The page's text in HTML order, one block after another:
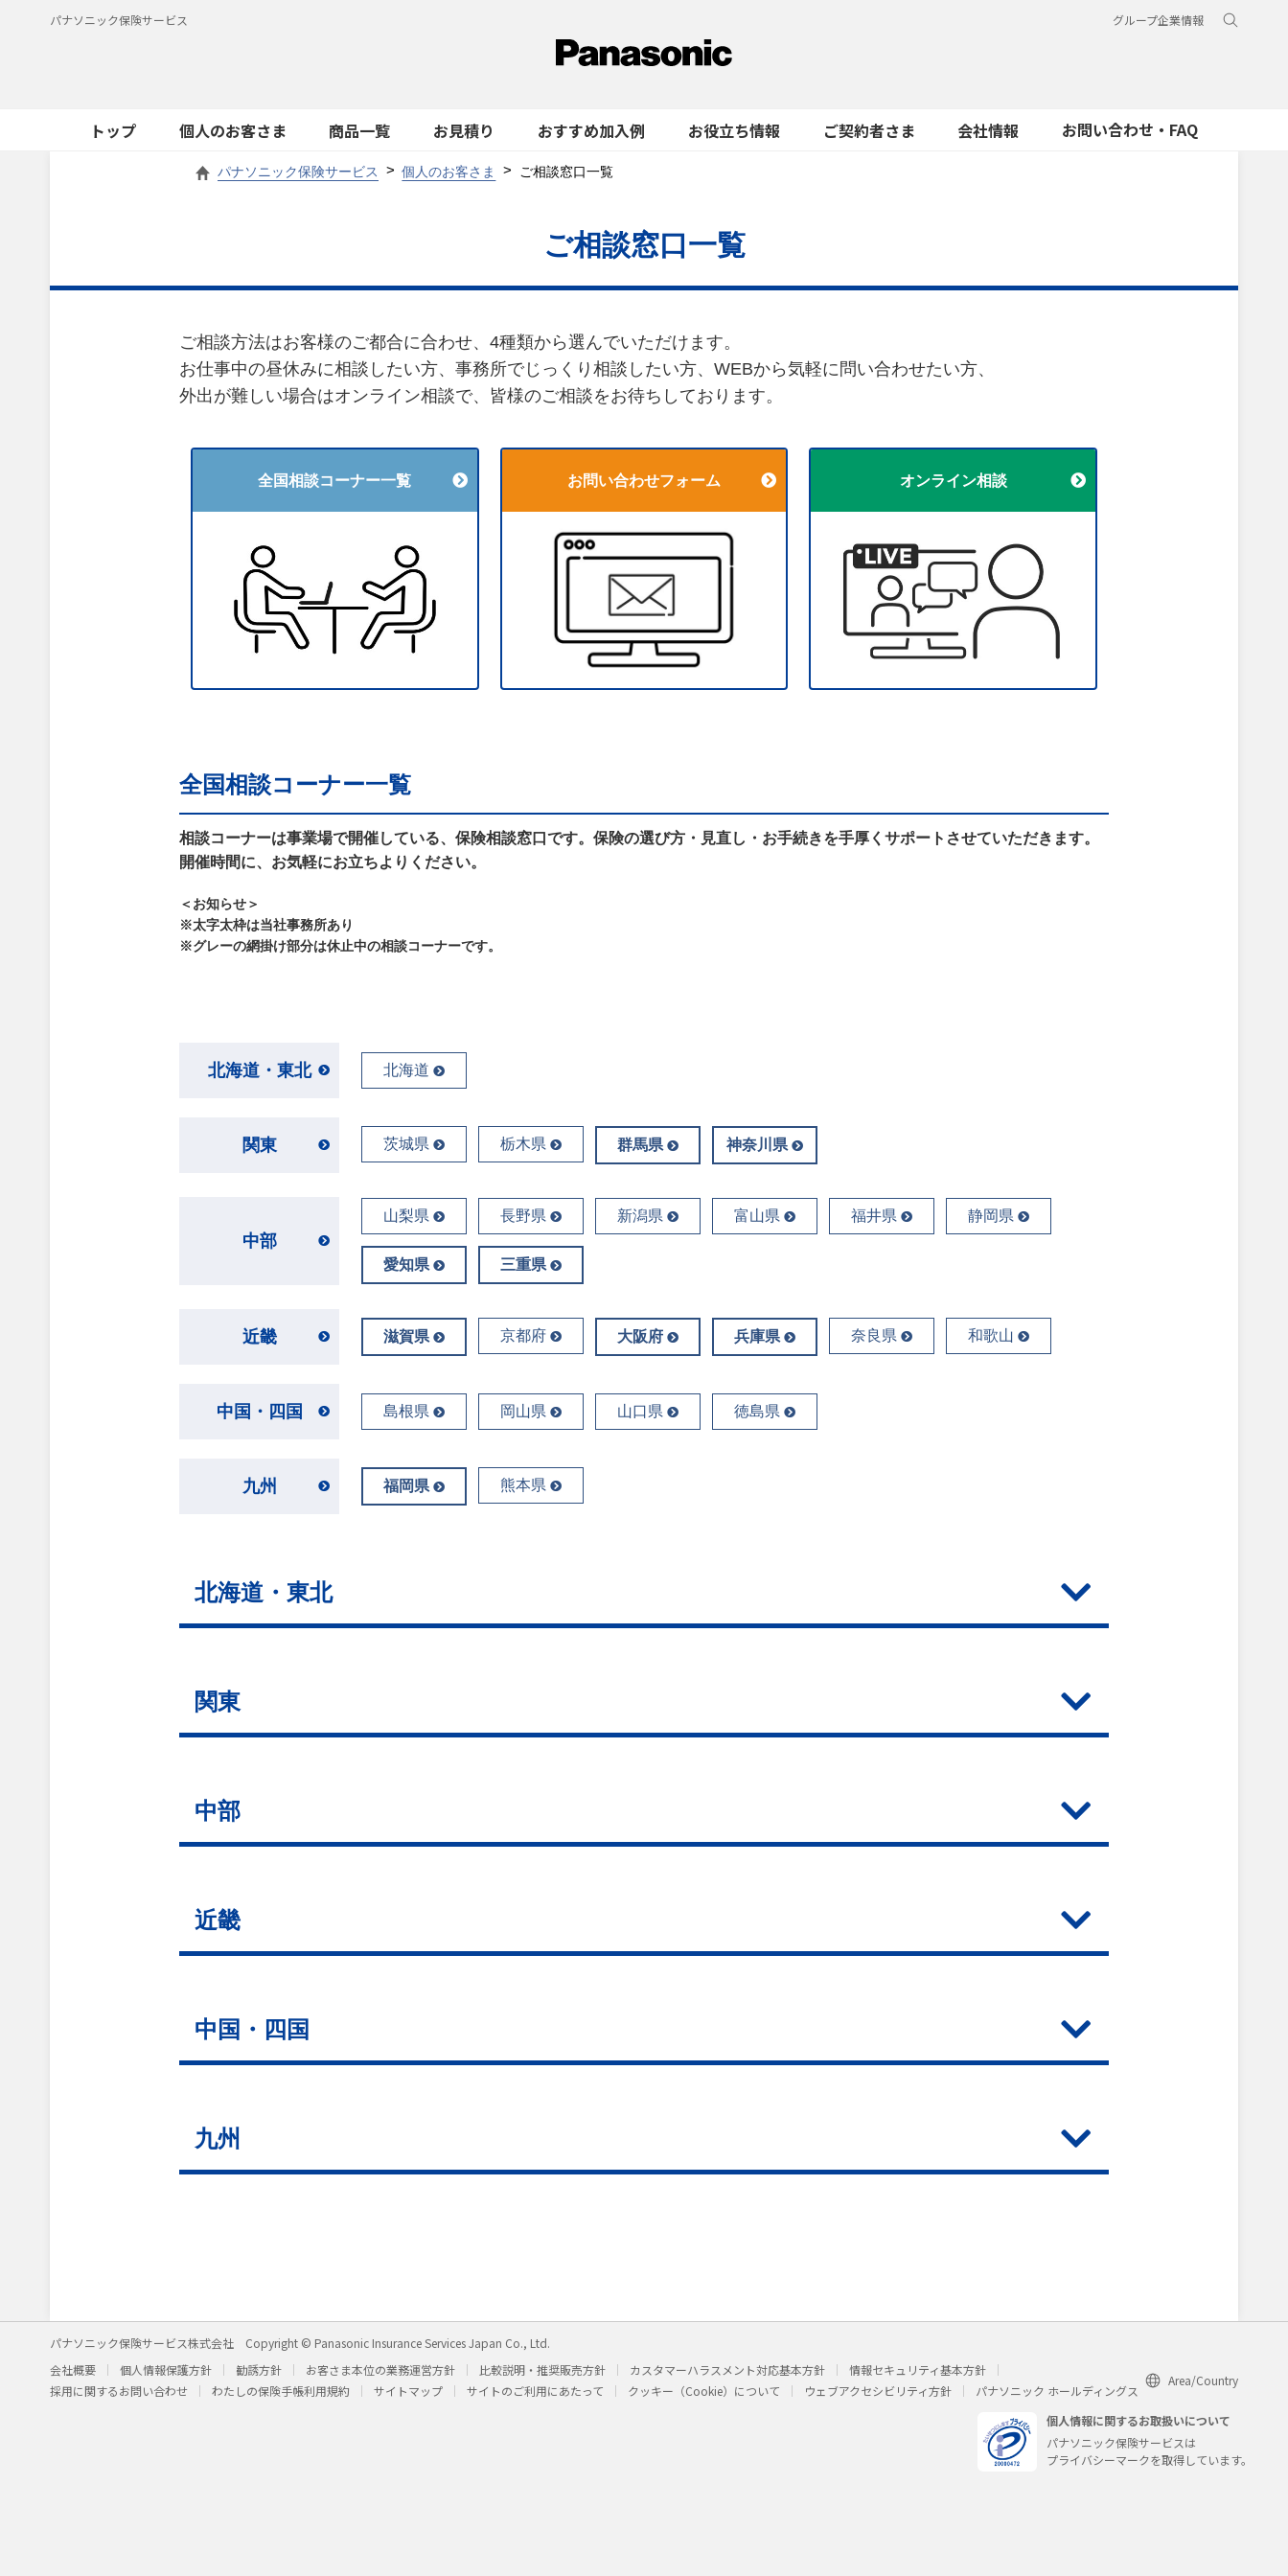
パナソニック保険サービス グループ企業情報
トップ 個人のお客さま 商品一覧 お見積り おすすめ加入例 お役立ち情報 ご契約者さま 会社情報 お問い合わせ・FAQ
パナソニック保険サービス 個人のお客さま ご相談窓口一覧
ご相談窓口一覧
ご相談方法はお客様のご都合に合わせ、4種類から選んでいただけます。
お仕事中の昼休みに相談したい方、事務所でじっくり相談したい方、WEBから気軽に問い合わせたい方、
外出が難しい場合はオンライン相談で、皆様のご相談をお待ちしております。
全国相談コーナー一覧 お問い合わせフォーム オンライン相談
全国相談コーナー一覧
相談コーナーは事業場で開催している、保険相談窓口です。保険の選び方・見直し・お手続きを手厚くサポートさせていただきます。
開催時間に、お気軽にお立ちよりください。
＜お知らせ＞
※太字太枠は当社事務所あり
※グレーの網掛け部分は休止中の相談コーナーです。
北海道・東北 北海道
関東 茨城県 栃木県 群馬県 神奈川県
中部
山梨県 長野県 新潟県 富山県 福井県 静岡県
愛知県 三重県
近畿 滋賀県 京都府 大阪府 兵庫県 奈良県 和歌山
中国・四国 島根県 岡山県 山口県 徳島県
九州 福岡県 熊本県
北海道・東北
関東
中部
近畿
中国・四国
九州
パナソニック保険サービス株式会社
Copyright © Panasonic Insurance Services Japan Co., Ltd.
会社概要
個人情報保護方針 勧誘方針 お客さま本位の業務運営方針 比較説明・推奨販売方針 カスタマーハラスメント対応基本方針
情報セキュリティ基本方針
採用に関するお問い合わせ
わたしの保険手帳利用規約 サイトマップ サイトのご利用にあたって クッキー（Cookie）について ウェブアクセシビリティ方針 パナソニック ホールディングス
Area/Country
個人情報に関するお取扱いについて
パナソニック保険サービスは
プライバシーマークを取得しています。